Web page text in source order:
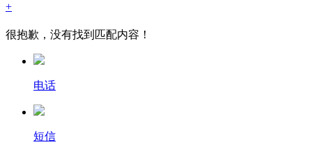
+
很抱歉，没有找到匹配内容！
电话
短信